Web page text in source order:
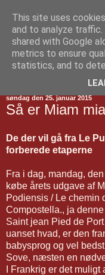
Jakobsvejen
søndag den 25. januar 2015
Så er Miam
De der vil gå fra Le
forberede etaperne
Fra i dag, mandag,
købe årets udgave af
Podiensis / Le chemin
Compostella., ja
Saint jean Pied de
uanset hvad, er den
babysprog og vel
Sove, næsten en
I Frankrig er det
This site uses
and to analyze traffic.
shared with Google
metrics to ensure
statistics, and to